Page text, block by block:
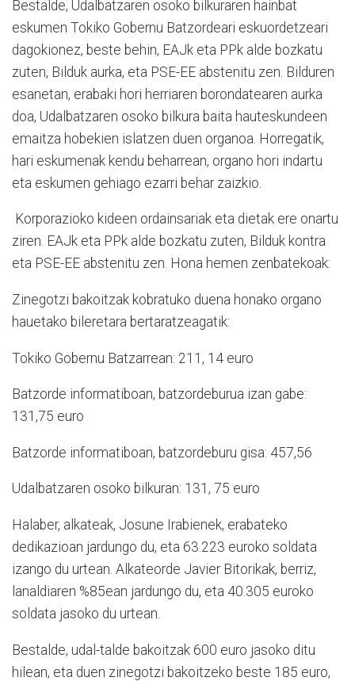
Bestalde, Udalbatzaren osoko bilkuraren hainbat
eskumen Tokiko Gobernu Batzordeari eskuordetzeari
dagokionez, beste behin, EAJk eta PPk alde bozkatu
zuten, Bilduk aurka, eta PSE-EE abstenitu zen. Bilduren
esanetan, erabaki hori herriaren borondatearen aurka
doa, Udalbatzaren osoko bilkura baita hauteskundeen
emaitza hobekien islatzen duen organoa. Horregatik,
hari eskumenak kendu beharrean, organo hori indartu
eta eskumen gehiago ezarri behar zaizkio.
Korporazioko kideen ordainsariak eta dietak ere onartu
ziren. EAJk eta PPk alde bozkatu zuten, Bilduk kontra
eta PSE-EE abstenitu zen. Hona hemen zenbatekoak:
Zinegotzi bakoitzak kobratuko duena honako organo
hauetako bileretara bertaratzeagatik:
Tokiko Gobernu Batzarrean: 211, 14 euro
Batzorde informatiboan, batzordeburua izan gabe:
131,75 euro
Batzorde informatiboan, batzordeburu gisa: 457,56
Udalbatzaren osoko bilkuran: 131, 75 euro
Halaber, alkateak, Josune Irabienek, erabateko
dedikazioan jardungo du, eta 63.223 euroko soldata
izango du urtean. Alkateorde Javier Bitorikak, berriz,
lanaldiaren %85ean jardungo du, eta 40.305 euroko
soldata jasoko du urtean.
Bestalde, udal-talde bakoitzak 600 euro jasoko ditu
hilean, eta duen zinegotzi bakoitzeko beste 185 euro,